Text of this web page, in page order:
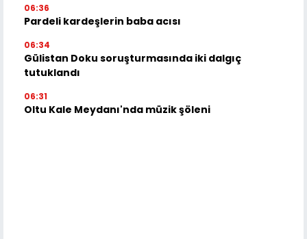
06:36
Pardeli kardeşlerin baba acısı
06:34
Gülistan Doku soruşturmasında iki dalgıç
tutuklandı
06:31
Oltu Kale Meydanı'nda müzik şöleni